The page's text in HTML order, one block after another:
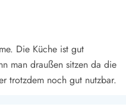
Esmark RömöEsmark
Die Küche ist gut
man draußen sitzen da die
trotzdem noch gut nutzbar.